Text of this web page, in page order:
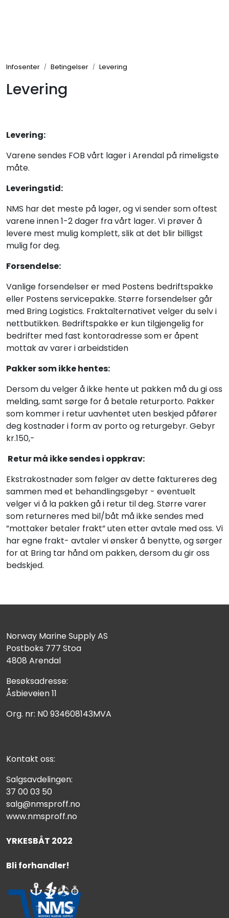
Infosenter Betingelser Levering
Levering
Levering:
Varene sendes FOB vårt lager i Arendal på rimeligste
måte.
Leveringstid:
NMS har det meste på lager, og vi sender som oftest
varene innen 1-2 dager fra vårt lager. Vi prøver å
levere mest mulig komplett, slik at det blir billigst
mulig for deg.
Forsendelse:
Vanlige forsendelser er med Postens bedriftspakke
eller Postens servicepakke. Større forsendelser går
med Bring Logistics. Fraktalternativet velger du selv i
nettbutikken. Bedriftspakke er kun tilgjengelig for
bedrifter med fast kontoradresse som er åpent
mottak av varer i arbeidstiden
Pakker som ikke hentes:
Dersom du velger å ikke hente ut pakken må du gi oss
melding, samt sørge for å betale returporto. Pakker
som kommer i retur uavhentet uten beskjed påfører
deg kostnader i form av porto og returgebyr. Gebyr
kr.150,-
Retur må ikke sendes i oppkrav:
Ekstrakostnader som følger av dette faktureres deg
sammen med et behandlingsgebyr - eventuelt
velger vi å la pakken gå i retur til deg. Større varer
som returneres med bil/båt må ikke sendes med
”mottaker betaler frakt” uten etter avtale med oss. Vi
har egne frakt- avtaler vi ønsker å benytte, og sørger
for at Bring tar hånd om pakken, dersom du gir oss
bedskjed.
Norway Marine Supply AS
Postboks 777 Stoa
4808 Arendal
Besøksadresse:
Åsbieveien 11
Org. nr: N0 934608143MVA
Kontakt oss:
Salgsavdelingen:
37 00 03 50
salg@nmsproff.no
www.nmsproff.no
YRKESBÅT 2022
Bli forhandler!
Komfort
VVS
Fortøyning
Fritid/Sikkerhet
Båtpleie/Opplag
Seil